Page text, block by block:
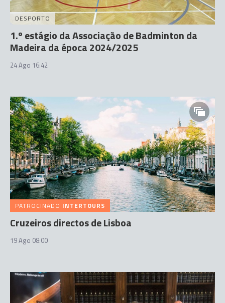
DESPORTO
1.º estágio da Associação de Badminton da
Madeira da época 2024/2025
24 Ago 16:42
PATROCINADO INTERTOURS
Cruzeiros directos de Lisboa
19 Ago 08:00